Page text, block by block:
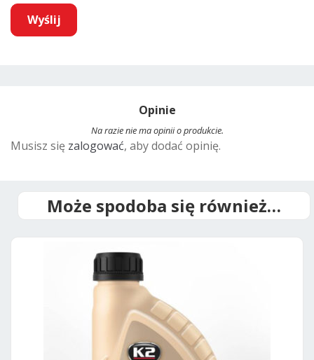
n
Opinie
Na razie nie ma opinii o produkcie.
Musisz się zalogować, aby dodać opinię.
Może spodoba się również…